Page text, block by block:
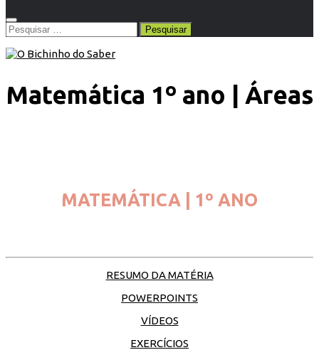
Pesquisar
por:
Matemática 1º ano | Áreas
MATEMÁTICA | 1º ANO
RESUMO DA MATÉRIA
POWERPOINTS
VÍDEOS
EXERCÍCIOS